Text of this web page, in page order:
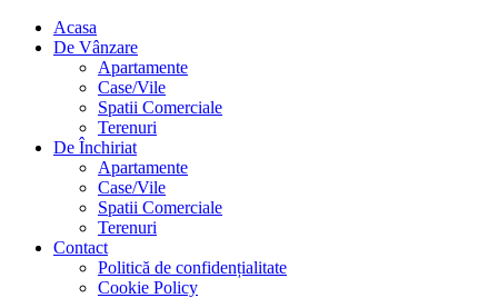
Acasa
De Vânzare
Apartamente
Case/Vile
Spatii Comerciale
Terenuri
De Închiriat
Apartamente
Case/Vile
Spatii Comerciale
Terenuri
Contact
Politică de confidențialitate
Cookie Policy